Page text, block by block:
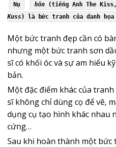
Nụ hôn(tiếng Anh The
Kuss) là bức tranh của danh họa
Một bức tranh đẹp cần có
nhưng một bức tranh sơn
sĩ có khối óc và sự am hiểu
bản.
Một đặc điểm khác của
sĩ không chỉ dùng cọ để vẽ,
dụng cụ tạo hình khác nhau
cứng…
Sau khi hoàn thành một bức